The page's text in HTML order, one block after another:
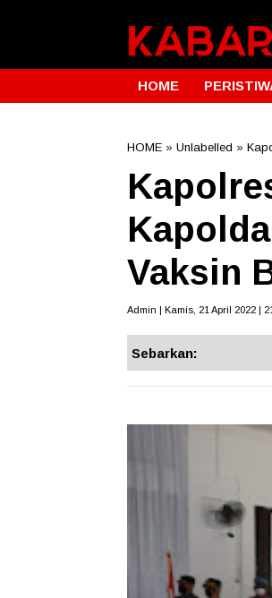
HOME
HOME » Unlabelled »
Vaksin
Admin | Kamis, 21 April 2022 |
Sebarkan: